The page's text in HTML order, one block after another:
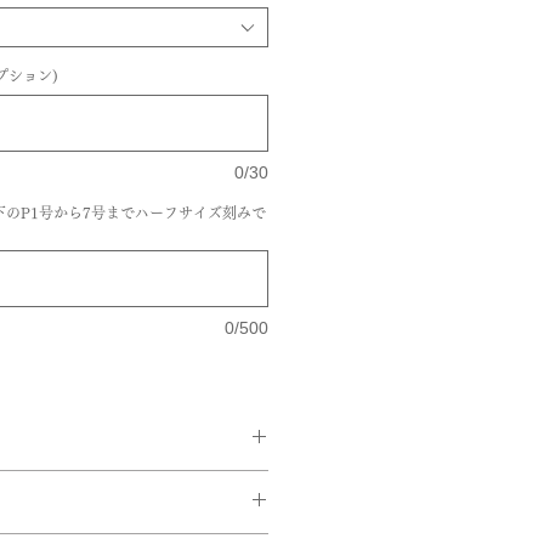
ション)
0/30
のP1号から7号までハーフサイズ刻みで
0/500